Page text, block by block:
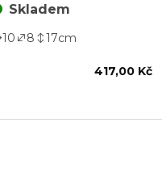
Skladem
10 8 17cm
417,00 Kč